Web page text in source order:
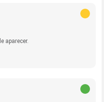
aparecer.